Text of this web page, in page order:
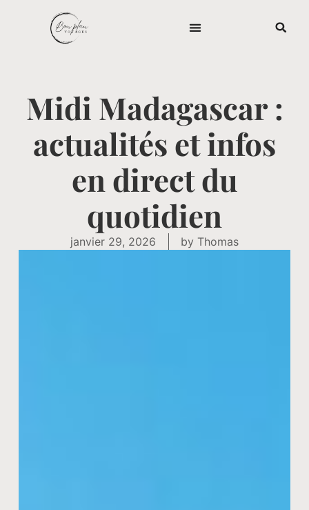
Midi Madagascar :
actualités et infos
en direct du
quotidien
janvier 29, 2026 by Thomas